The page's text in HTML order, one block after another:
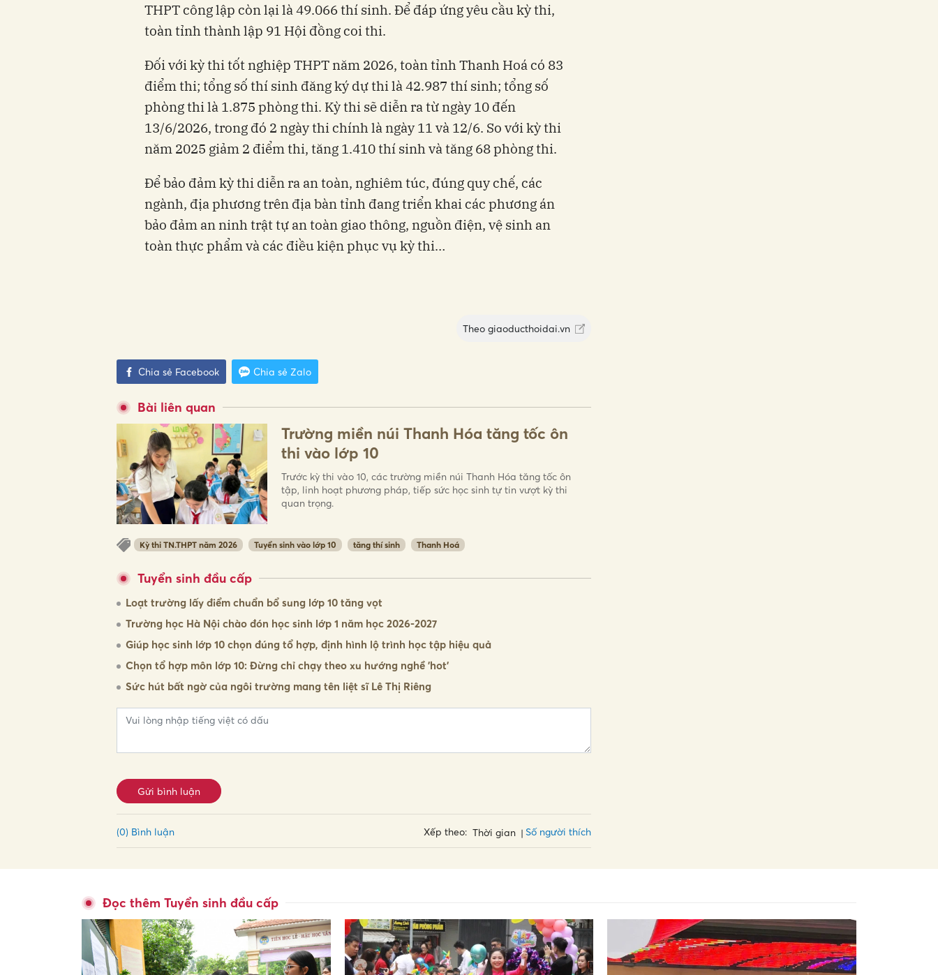
THPT công lập còn lại là 49.066 thí sinh. Để đáp ứng yêu cầu kỳ thi,
toàn tỉnh thành lập 91 Hội đồng coi thi.
Đối với kỳ thi tốt nghiệp THPT năm 2026, toàn tỉnh Thanh Hoá có 83
điểm thi; tổng số thí sinh đăng ký dự thi là 42.987 thí sinh; tổng số
phòng thi là 1.875 phòng thi. Kỳ thi sẽ diễn ra từ ngày 10 đến
13/6/2026, trong đó 2 ngày thi chính là ngày 11 và 12/6. So với kỳ thi
năm 2025 giảm 2 điểm thi, tăng 1.410 thí sinh và tăng 68 phòng thi.
Để bảo đảm kỳ thi diễn ra an toàn, nghiêm túc, đúng quy chế, các
ngành, địa phương trên địa bàn tỉnh đang triển khai các phương án
bảo đảm an ninh trật tự an toàn giao thông, nguồn điện, vệ sinh an
toàn thực phẩm và các điều kiện phục vụ kỳ thi…
Theo giaoducthoidai.vn
Chia sẻ Facebook Chia sẻ Zalo
Bài liên quan
Trường miền núi Thanh Hóa tăng tốc ôn
thi vào lớp 10
Trước kỳ thi vào 10, các trường miền núi Thanh Hóa tăng tốc ôn
tập, linh hoạt phương pháp, tiếp sức học sinh tự tin vượt kỳ thi
quan trọng.
Kỳ thi TN.THPT năm 2026 Tuyển sinh vào lớp 10 tăng thí sinh Thanh Hoá
Tuyển sinh đầu cấp
Loạt trường lấy điểm chuẩn bổ sung lớp 10 tăng vọt
Trường học Hà Nội chào đón học sinh lớp 1 năm học 2026-2027
Giúp học sinh lớp 10 chọn đúng tổ hợp, định hình lộ trình học tập hiệu quả
Chọn tổ hợp môn lớp 10: Đừng chỉ chạy theo xu hướng nghề 'hot'
Sức hút bất ngờ của ngôi trường mang tên liệt sĩ Lê Thị Riêng
Gửi bình luận
(0) Bình luận Xếp theo: Thời gian Số người thích
Đọc thêm Tuyển sinh đầu cấp